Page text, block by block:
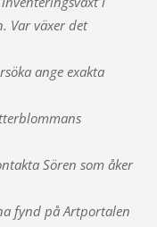
Var växer det
ange exakta
Sören som åker
fynd på Artportalen